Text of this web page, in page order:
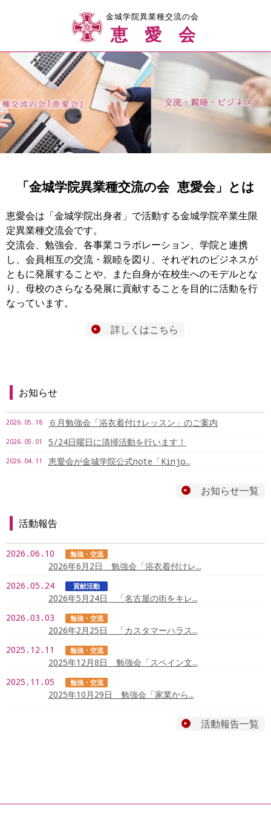
金城学院異業種交流の会
恵愛会
「金城学院異業種交流の会 恵愛会」とは
恵愛会は「金城学院出身者」で活動する金城学院卒業生限
定異業種交流会です。
交流会、勉強会、各事業コラボレーション、学院と連携
し、会員相互の交流・親睦を図り、それぞれのビジネスが
ともに発展することや、また自身が在校生へのモデルとな
り、母校のさらなる発展に貢献することを目的に活動を行
なっています。
詳しくはこちら
お知らせ
2026.05.18 ６月勉強会「浴衣着付けレッスン」のご案内
2026.05.01 5/24日曜日に清掃活動を行います！
2026.04.11 恵愛会が金城学院公式note「Kinjo…
お知らせ一覧
活動報告
2026.06.10 勉強・交流
2026年6月2日 勉強会「浴衣着付けレ…
2026.05.24
貢献活動
2026年5月24日 「名古屋の街をキレ…
2026.03.03
勉強・交流
2026年2月25日 「カスタマーハラス…
2025.12.11
勉強・交流
2025年12月8日 勉強会「スペイン文…
2025.11.05
勉強・交流
2025年10月29日 勉強会「家業から…
活動報告一覧